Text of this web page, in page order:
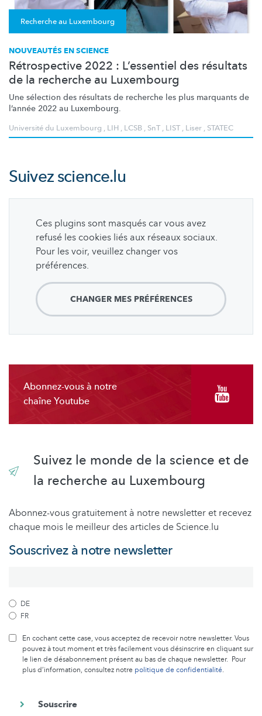
Recherche au Luxembourg
NOUVEAUTÉS EN SCIENCE
Rétrospective 2022 : L’essentiel des résultats
de la recherche au Luxembourg
Une sélection des résultats de recherche les plus marquants de
l’année 2022 au Luxembourg.
Université du Luxembourg , LIH , LCSB , SnT, LIST, Liser , STATEC
Suivezscience.lu
Ces plugins sont masqués car vous avez
refusé les cookies liés aux réseaux sociaux.
Pour les voir, veuillez changer vos
préférences.
CHANGER MES PRÉFÉRENCES
Abonnez-vous à notre
chaîne Youtube
Suivez le monde de la science et de
la recherche au Luxembourg
Abonnez-vous gratuitement à notre newsletter et recevez
chaque mois le meilleur des articles de Science.lu
Souscrivez à notre newsletter
DE
FR
En cochant cette case, vous acceptez de recevoir notre newsletter. Vous
pouvez à tout moment et très facilement vous désinscrire en cliquant sur
le lien de désabonnement présent au bas de chaque newsletter. Pour
plus d’information, consultez notre politique de confidentialité.